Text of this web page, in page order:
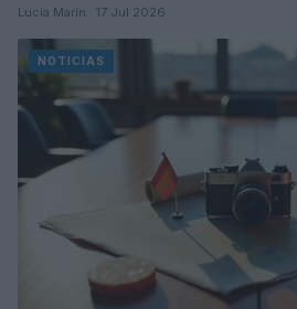
Lucía Marín · 17 Jul 2026
NOTICIAS